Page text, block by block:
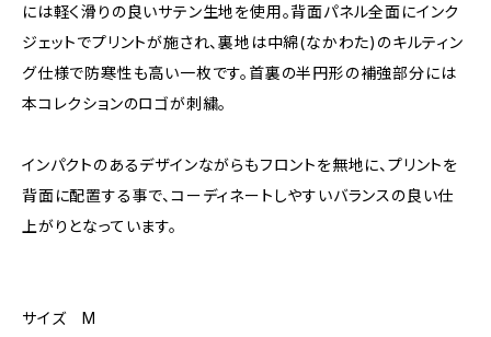
には軽く滑りの良いサテン生地を使用。背面パネル全面にインク
ジェットでプリントが施され、裏地は中綿(なかわた)のキルティン
グ仕様で防寒性も高い一枚です。首裏の半円形の補強部分には
本コレクションのロゴが刺繍。
インパクトのあるデザインながらもフロントを無地に、プリントを
背面に配置する事で、コーディネートしやすいバランスの良い仕
上がりとなっています。
サイズ M